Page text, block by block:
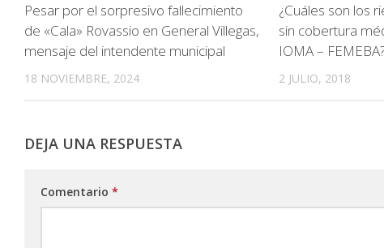
Pesar por el sorpresivo fallecimiento
de «Cala» Rovassio en General Villegas,
mensaje del intendente municipal
18 NOVIEMBRE, 2024
¿Cuáles son los
sin cobertura
IOMA –
2 JULIO, 2018
DEJA UNA RESPUESTA
Comentario *